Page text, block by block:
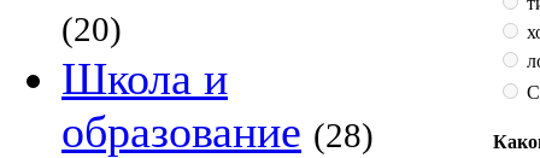
(20)
Школа и
образование (28)